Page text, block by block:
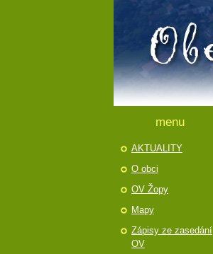
menu
AKTUALITY
O obci
OV Žopy
Mapy
Zápisy ze zasedání
OV